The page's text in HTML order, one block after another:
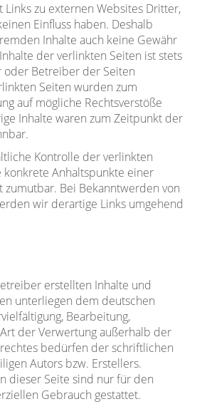
Links zu externen Websites Dritter,
Einfluss haben. Deshalb
Inhalte auch keine Gewähr
der verlinkten Seiten ist stets
Betreiber der Seiten
Seiten wurden zum
auf mögliche Rechtsverstöße
Inhalte waren zum Zeitpunkt der
Kontrolle der verlinkten
konkrete Anhaltspunkte einer
zumutbar. Bei Bekanntwerden von
wir derartige Links umgehend
erstellten Inhalte und
unterliegen dem deutschen
Bearbeitung,
der Verwertung außerhalb der
bedürfen der schriftlichen
Autors bzw. Erstellers.
dieser Seite sind nur für den
Gebrauch gestattet.